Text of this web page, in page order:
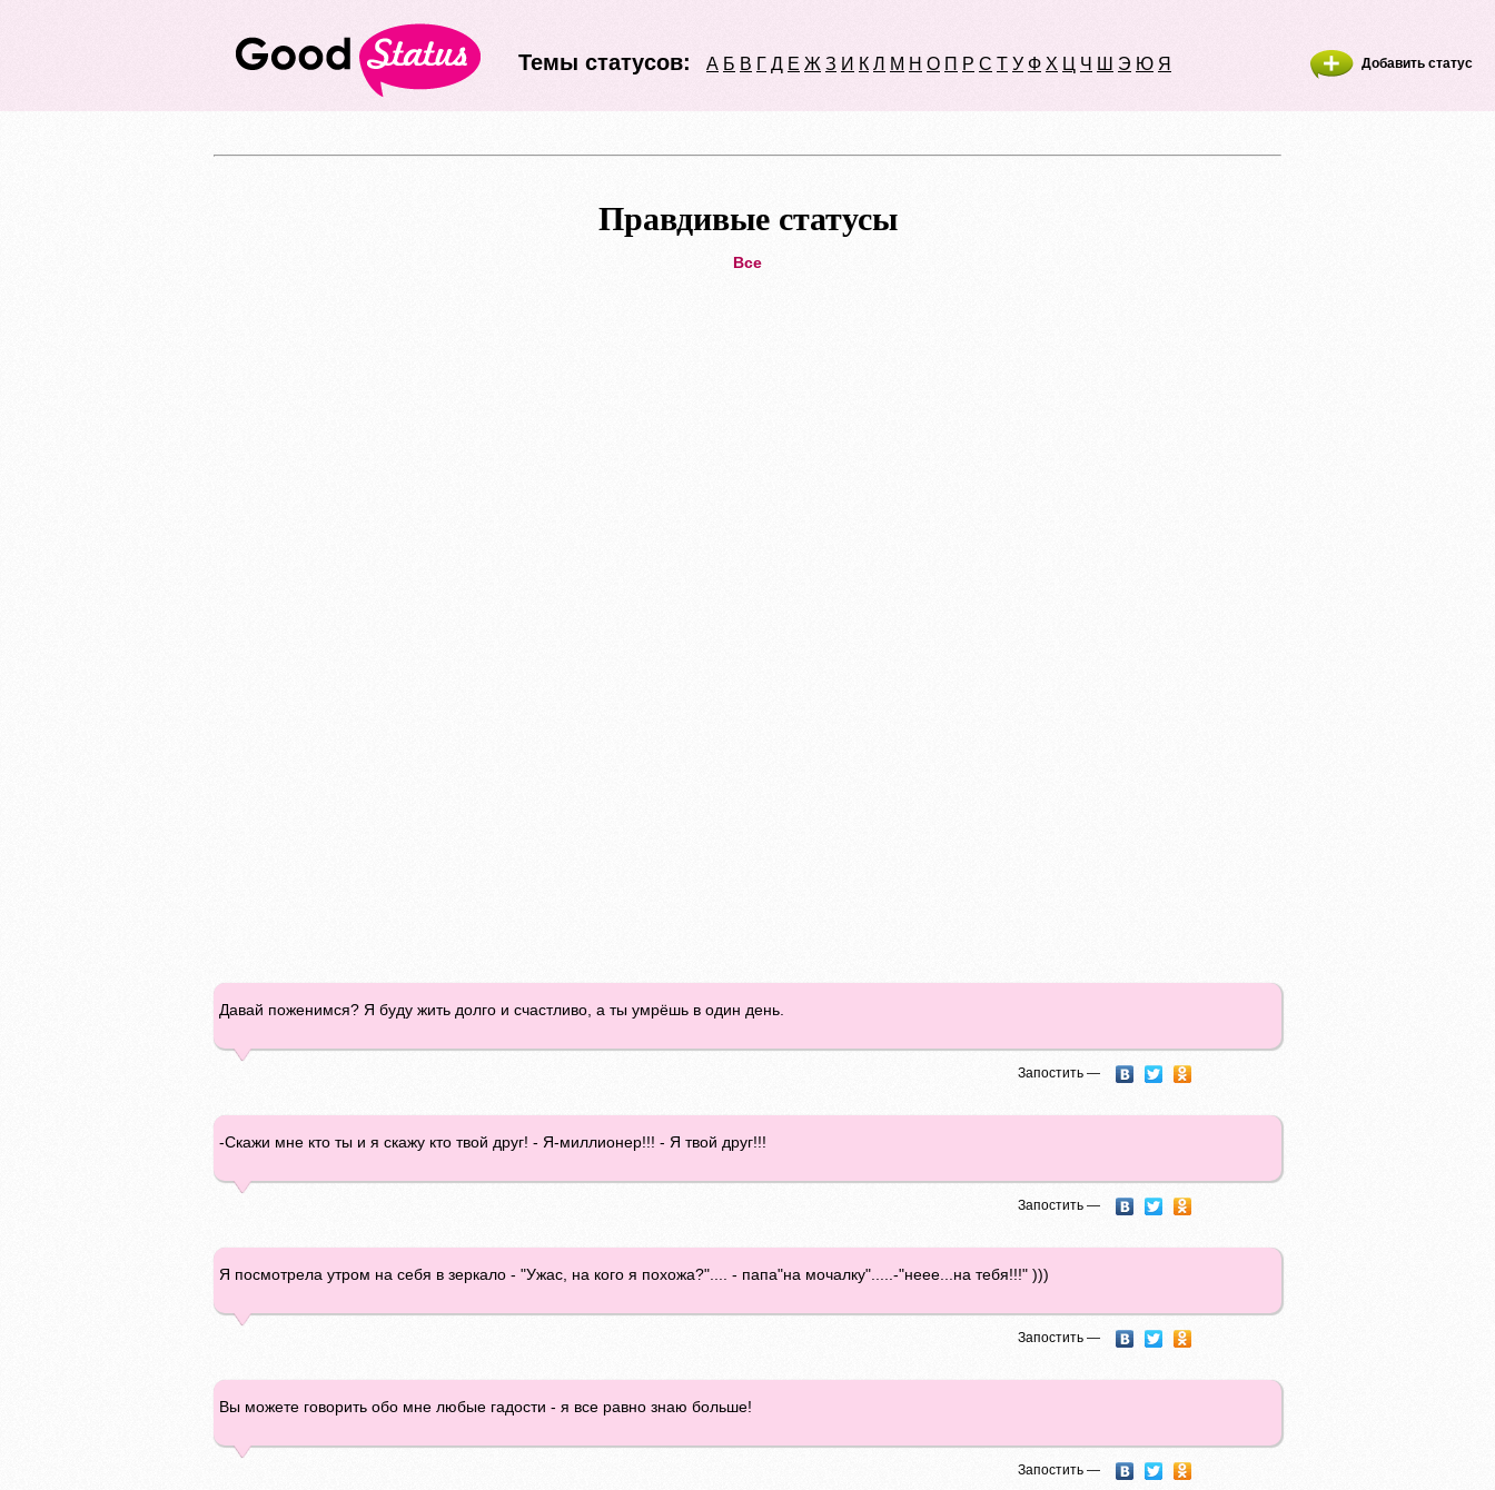
Темы статусов: А Б В Г Д Е Ж З И К Л М Н О П Р С Т У Ф Х Ц Ч Ш Э Ю Я Добавить статус
Правдивые статусы
Все
Давай поженимся? Я буду жить долго и счастливо, а ты умрёшь в один день.
Запостить —
-Скажи мне кто ты и я скажу кто твой друг! - Я-миллионер!!! - Я твой друг!!!
Запостить —
Я посмотрела утром на себя в зеркало - "Ужас, на кого я похожа?".... - папа"на мочалку".....-"неее...на тебя!!!" )))
Запостить —
Вы можете говорить обо мне любые гадости - я все равно знаю больше!
Запостить —